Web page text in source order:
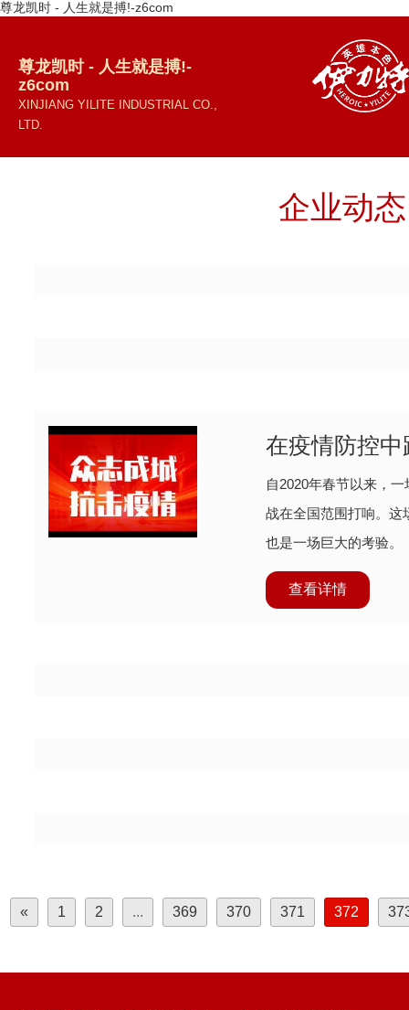
尊龙凯时 - 人生就是搏!-z6com
尊龙凯时 - 人生就是搏!-
z6com
XINJIANG YILITE INDUSTRIAL CO.,
LTD.
企业动态
在疫情防控
自2020年春节以来，
战在全国范围打响。这
也是一场巨大的考验。
查看详情
« 1 2 ... 369 370 371 372